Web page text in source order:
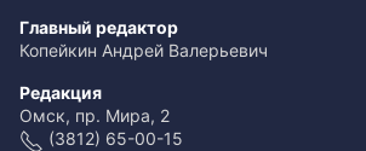
Главный редактор
Копейкин Андрей Валерьевич
Редакция
Омск, пр. Мира, 2
(3812) 65-00-15